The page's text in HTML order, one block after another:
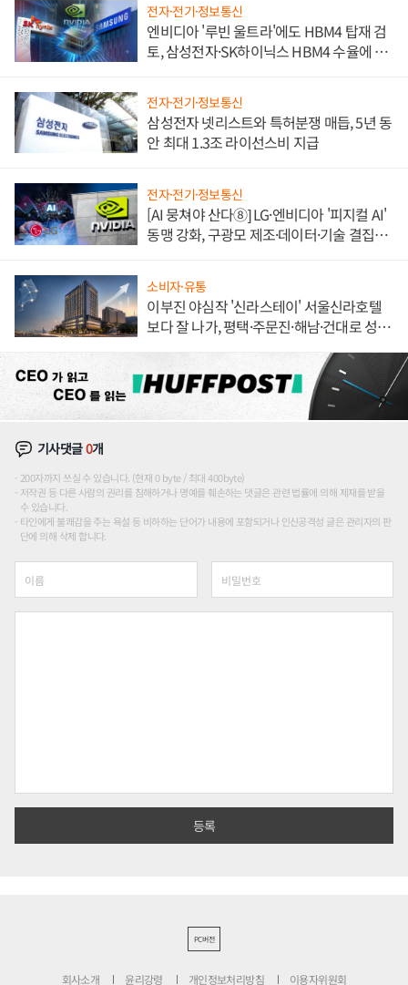
전자·전기·정보통신
엔비디아 '루빈 울트라'에도 HBM4 탑재 검
토, 삼성전자·SK하이닉스 HBM4 수율에 주
전자·전기·정보통신
삼성전자 넷리스트와 특허분쟁 매듭, 5년 동
안 최대 1.3조 라이선스비 지급
전자·전기·정보통신
[AI 뭉쳐야 산다⑧] LG·엔비디아 '피지컬 AI'
동맹 강화, 구광모 제조·데이터·기술 결집
소비자·유통
이부진 야심작 '신라스테이' 서울신라호텔
보다 잘 나가, 평택·주문진·해남·건대로 성
기사댓글0개
200자까지 쓰실 수 있습니다. (현재 0 byte / 최대 400byte)
저작권 등 다른 사람의 권리를 침해하거나 명예를 훼손하는 댓글은 관련 법률에 의해 제재를 받을
수 있습니다.
타인에게 불쾌감을 주는 욕설 등 비하하는 단어가 내용에 포함되거나 인신공격성 글은 관리자의 판
단에 의해 삭제 합니다.
PC버전
회사소개 윤리강령 개인정보처리방침 이용자위원회